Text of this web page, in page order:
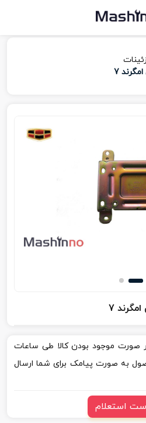
7
7
صورت موجود بودن کالا طی ساعات
به صورت پیامک برای شما ارسال
استعلام